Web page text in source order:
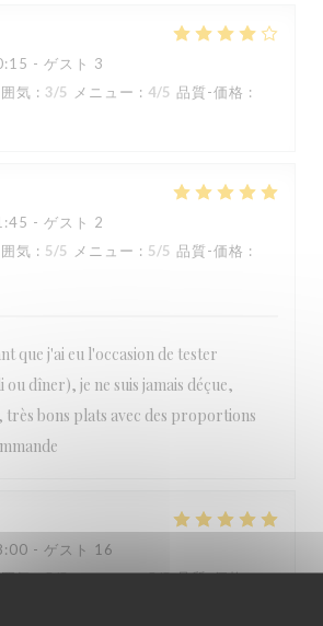
- ゲスト 3
気 : 3/5 メニュー : 4/5 品質-価格 :
- ゲスト 2
気 : 5/5 メニュー : 5/5 品質-価格 :
que j'ai eu l'occasion de tester
dîner), je ne suis jamais déçue,
très bons plats avec des proportions
- ゲスト 16
気: 5/5 メニュー: 5/5 品質-価格: